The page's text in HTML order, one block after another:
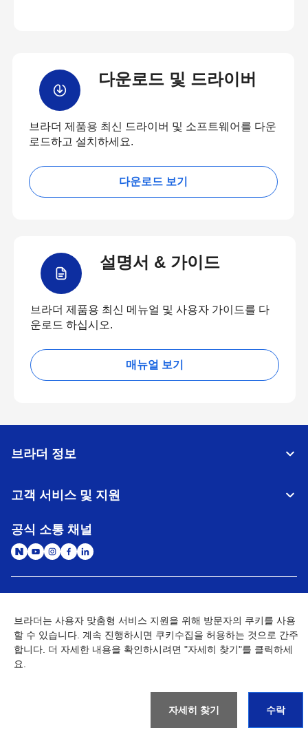
다운로드 및 드라이버
브라더 제품용 최신 드라이버 및 소프트웨어를 다운
로드하고 설치하세요.
다운로드 보기
설명서 & 가이드
브라더 제품용 최신 메뉴얼 및 사용자 가이드를 다
운로드 하십시오.
매뉴얼 보기
브라더 정보
고객 서비스 및 지원
공식 소통 채널
개인정보처리방침 이용약관
사이트맵
개인정보취급방침 (Brother Industries, Ltd.)
Go to Global Site
브라더는 사용자 맞춤형 서비스 지원을 위해 방문자의 쿠키를 사용
할 수 있습니다. 계속 진행하시면 쿠키수집을 허용하는 것으로 간주
합니다. 더 자세한 내용을 확인하시려면 "자세히 찾기"를 클릭하세
요.
자세히 찾기 수락